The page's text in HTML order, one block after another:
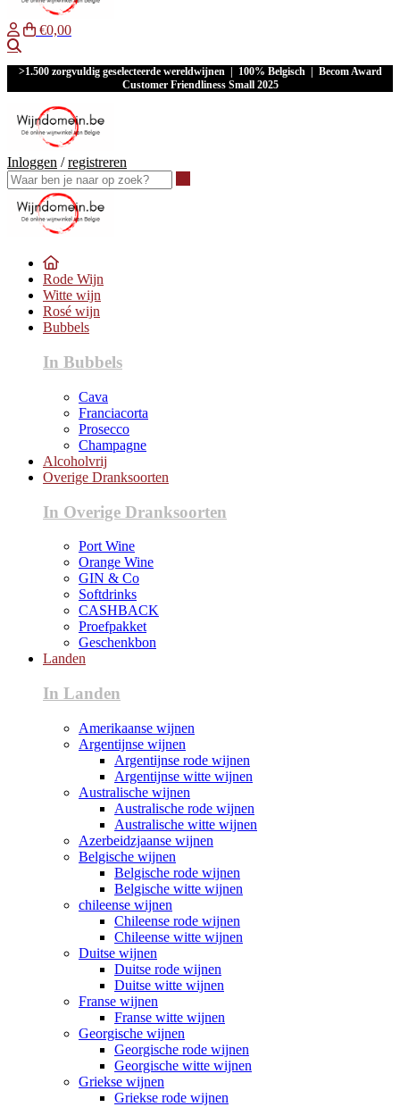
€0,00
>1.500 zorgvuldig geselecteerde wereldwijnen | 100% Belgisch | Becom Award
Customer Friendliness Small 2025
Inloggen /registreren
Rode Wijn
Witte wijn
Rosé wijn
Bubbels
In Bubbels
Cava
Franciacorta
Prosecco
Champagne
Alcoholvrij
Overige Dranksoorten
In Overige Dranksoorten
Port Wine
Orange Wine
GIN & Co
Softdrinks
CASHBACK
Proefpakket
Geschenkbon
Landen
In Landen
Amerikaanse wijnen
Argentijnse wijnen
Argentijnse rode wijnen
Argentijnse witte wijnen
Australische wijnen
Australische rode wijnen
Australische witte wijnen
Azerbeidzjaanse wijnen
Belgische wijnen
Belgische rode wijnen
Belgische witte wijnen
chileense wijnen
Chileense rode wijnen
Chileense witte wijnen
Duitse wijnen
Duitse rode wijnen
Duitse witte wijnen
Franse wijnen
Franse witte wijnen
Georgische wijnen
Georgische rode wijnen
Georgische witte wijnen
Griekse wijnen
Griekse rode wijnen